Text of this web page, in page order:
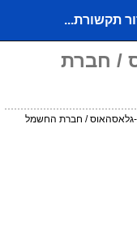
/ חברת
גלאסהאוס / חברת החשמל